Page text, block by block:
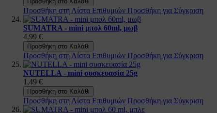
Προσθήκη στη Λίστα Επιθυμιών Προσθήκη για Σύγκριση
SUMATRA - mini μπολ 60ml, μωβ
4,99 €
Προσθήκη στο Καλάθι
Προσθήκη στη Λίστα Επιθυμιών Προσθήκη για Σύγκριση
NUTELLA - mini συσκευασία 25g
1,49 €
Προσθήκη στο Καλάθι
Προσθήκη στη Λίστα Επιθυμιών Προσθήκη για Σύγκριση